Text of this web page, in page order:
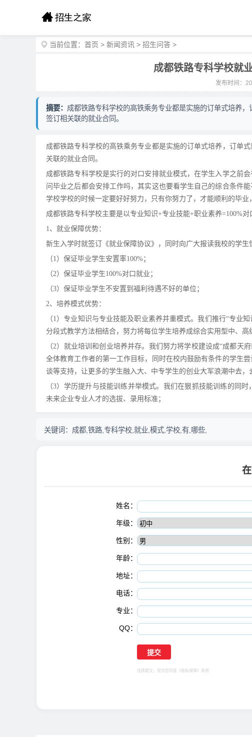
当前位置： 首页 > 新闻资讯 > 招生问答 >
成都铁路专科学校就
发布时间：
摘要： 成都铁路专科学校的高铁乘务专业都是实施的订单式培养
签订相关联的就业合同。
成都铁路专科学校的高铁乘务专业都是实施的订单式培养，订单
关联的就业合同。
成都铁路专科学校是实行的对口安排就业模式，在学生入学之前
问毕业之后都会安排工作吗，其实这也要看学生自己的综合条件
学校学校的时候一定要好好努力，只有你努力了，才能顺利的毕业
成都铁路专科学校主要是以专业知识+专业技能+职业素养=100%
1、就业保障优势：
新生入学时就签订《就业保障协议》，同时向广大报读我校的学生
（1）保证毕业学生安置率100%；
（2）保证毕业学生100%对口就业；
（3）保证毕业学生不安置到福利待遇不好的单位；
2、培养模式优势：
（1）专业知识与专业技能及职业素养并重模式。我们推行“专业
分段式教学方法相结合，努力将每位学生培养成综合实用型中、高
（2）就业培训和创业培养并存。我们努力将学校建设成“成都天
全体教育工作者的第一工作目标，同时在校内鼓励有条件的学生
谈等支持，让更多的学生融入大、中专学生的创业大军浪潮中去，
（3）学历提升与技能训练并举模式。我们在狠抓技能训练的同
未来企业专业人才的选拔、录用标准；
关键词： 成都,铁路,专科学校,就业,模式,学校,有,哪些,
姓名：
年级：
性别：
年龄：
地址：
电话：
专业：
QQ：
选择提交，视为您同意 《隐私保障》 条例